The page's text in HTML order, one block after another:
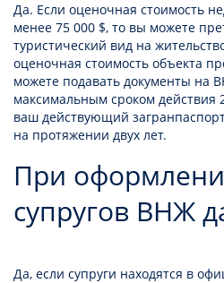
Да. Если оценочная стоимость
менее 75 000 $, то вы можете
туристический вид на
оценочная стоимость объекта
можете подавать документы на
максимальным сроком действия
ваш действующий
на протяжении двух лет.
При
супругов ВНЖ
Да, если супруги находятся в